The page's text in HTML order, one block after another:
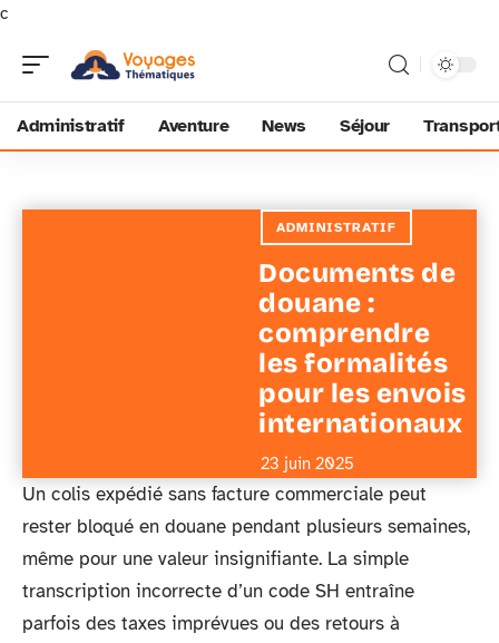
c
Administratif Aventure News Séjour
ADMINISTRATIF
Documents de
douane :
comprendre
les formalités
pour les envois
internationaux
23 juin 2025
Un colis expédié sans facture commerciale peut
rester bloqué en douane pendant plusieurs semaines,
même pour une valeur insignifiante. La simple
transcription incorrecte d’un code SH entraîne
parfois des taxes imprévues ou des retours à